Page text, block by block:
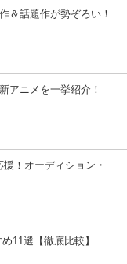
＆話題作が勢ぞろい！
アニメを一挙紹介！
！オーディション・
11選【徹底比較】